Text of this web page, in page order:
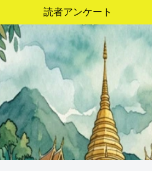
読者アンケート